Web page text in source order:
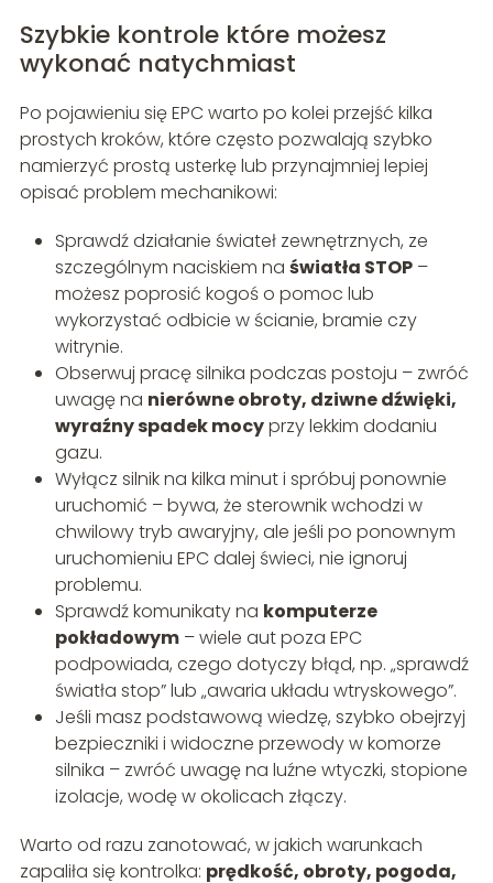
Szybkie kontrole które możesz
wykonać natychmiast
Po pojawieniu się EPC warto po kolei przejść kilka
prostych kroków, które często pozwalają szybko
namierzyć prostą usterkę lub przynajmniej lepiej
opisać problem mechanikowi:
Sprawdź działanie świateł zewnętrznych, ze
szczególnym naciskiem na światła STOP–
możesz poprosić kogoś o pomoc lub
wykorzystać odbicie w ścianie, bramie czy
witrynie.
Obserwuj pracę silnika podczas postoju – zwróć
uwagę na nierówne obroty, dziwne dźwięki,
wyraźny spadek mocyprzy lekkim dodaniu
gazu.
Wyłącz silnik na kilka minut i spróbuj ponownie
uruchomić – bywa, że sterownik wchodzi w
chwilowy tryb awaryjny, ale jeśli po ponownym
uruchomieniu EPC dalej świeci, nie ignoruj
problemu.
Sprawdź komunikaty na komputerze
pokładowym– wiele aut poza EPC
podpowiada, czego dotyczy błąd, np. „sprawdź
światła stop” lub „awaria układu wtryskowego”.
Jeśli masz podstawową wiedzę, szybko obejrzyj
bezpieczniki i widoczne przewody w komorze
silnika – zwróć uwagę na luźne wtyczki, stopione
izolacje, wodę w okolicach złączy.
Warto od razu zanotować, w jakich warunkach
zapaliła się kontrolka: prędkość, obroty, pogoda,